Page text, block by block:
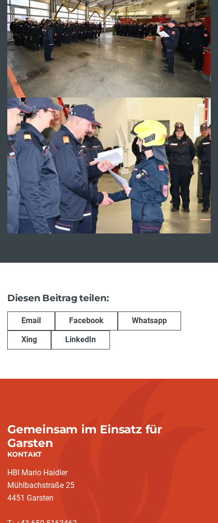
Diesen Beitrag teilen:
Email Facebook Whatsapp
Xing LinkedIn
Gemeinsam im Einsatz für
Garsten
KONTAKT
HBI Mario Haidler
Mühlbachstraße 25
4451 Garsten